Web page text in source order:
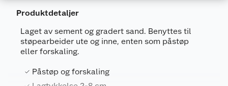
Produktdetaljer
Laget av sement og gradert sand. Benyttes til
støpearbeider ute og inne, enten som påstøp
eller forskaling.
Påstøp og forskaling
Generelt